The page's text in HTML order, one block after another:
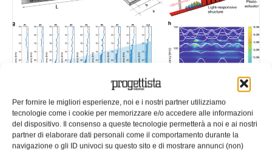
Per fornire le migliori esperienze, noi e i nostri partner utilizziamo
tecnologie come i cookie per memorizzare e/o accedere alle informazioni
del dispositivo. Il consenso a queste tecnologie permetterà a noi e ai nostri
partner di elaborare dati personali come il comportamento durante la
navigazione o gli ID univoci su questo sito e di mostrare annunci (non)
Arrivano i metamateriali
riconfigurabili stampati in 3D
Lo studio coordinato dal Politecnico di Torino, pubblicato
su Nature Communications, propone una nuova
tecnologia per realizzare metamateriali, materiali